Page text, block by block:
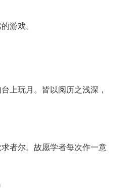
游戏。
上玩月。皆以阅历之浅深，
者尔。故愿学者每次作一意